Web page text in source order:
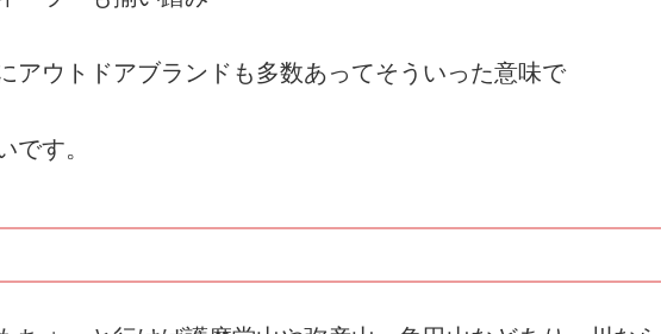
アウトドアブランドも多数あってそういった意味で
です。